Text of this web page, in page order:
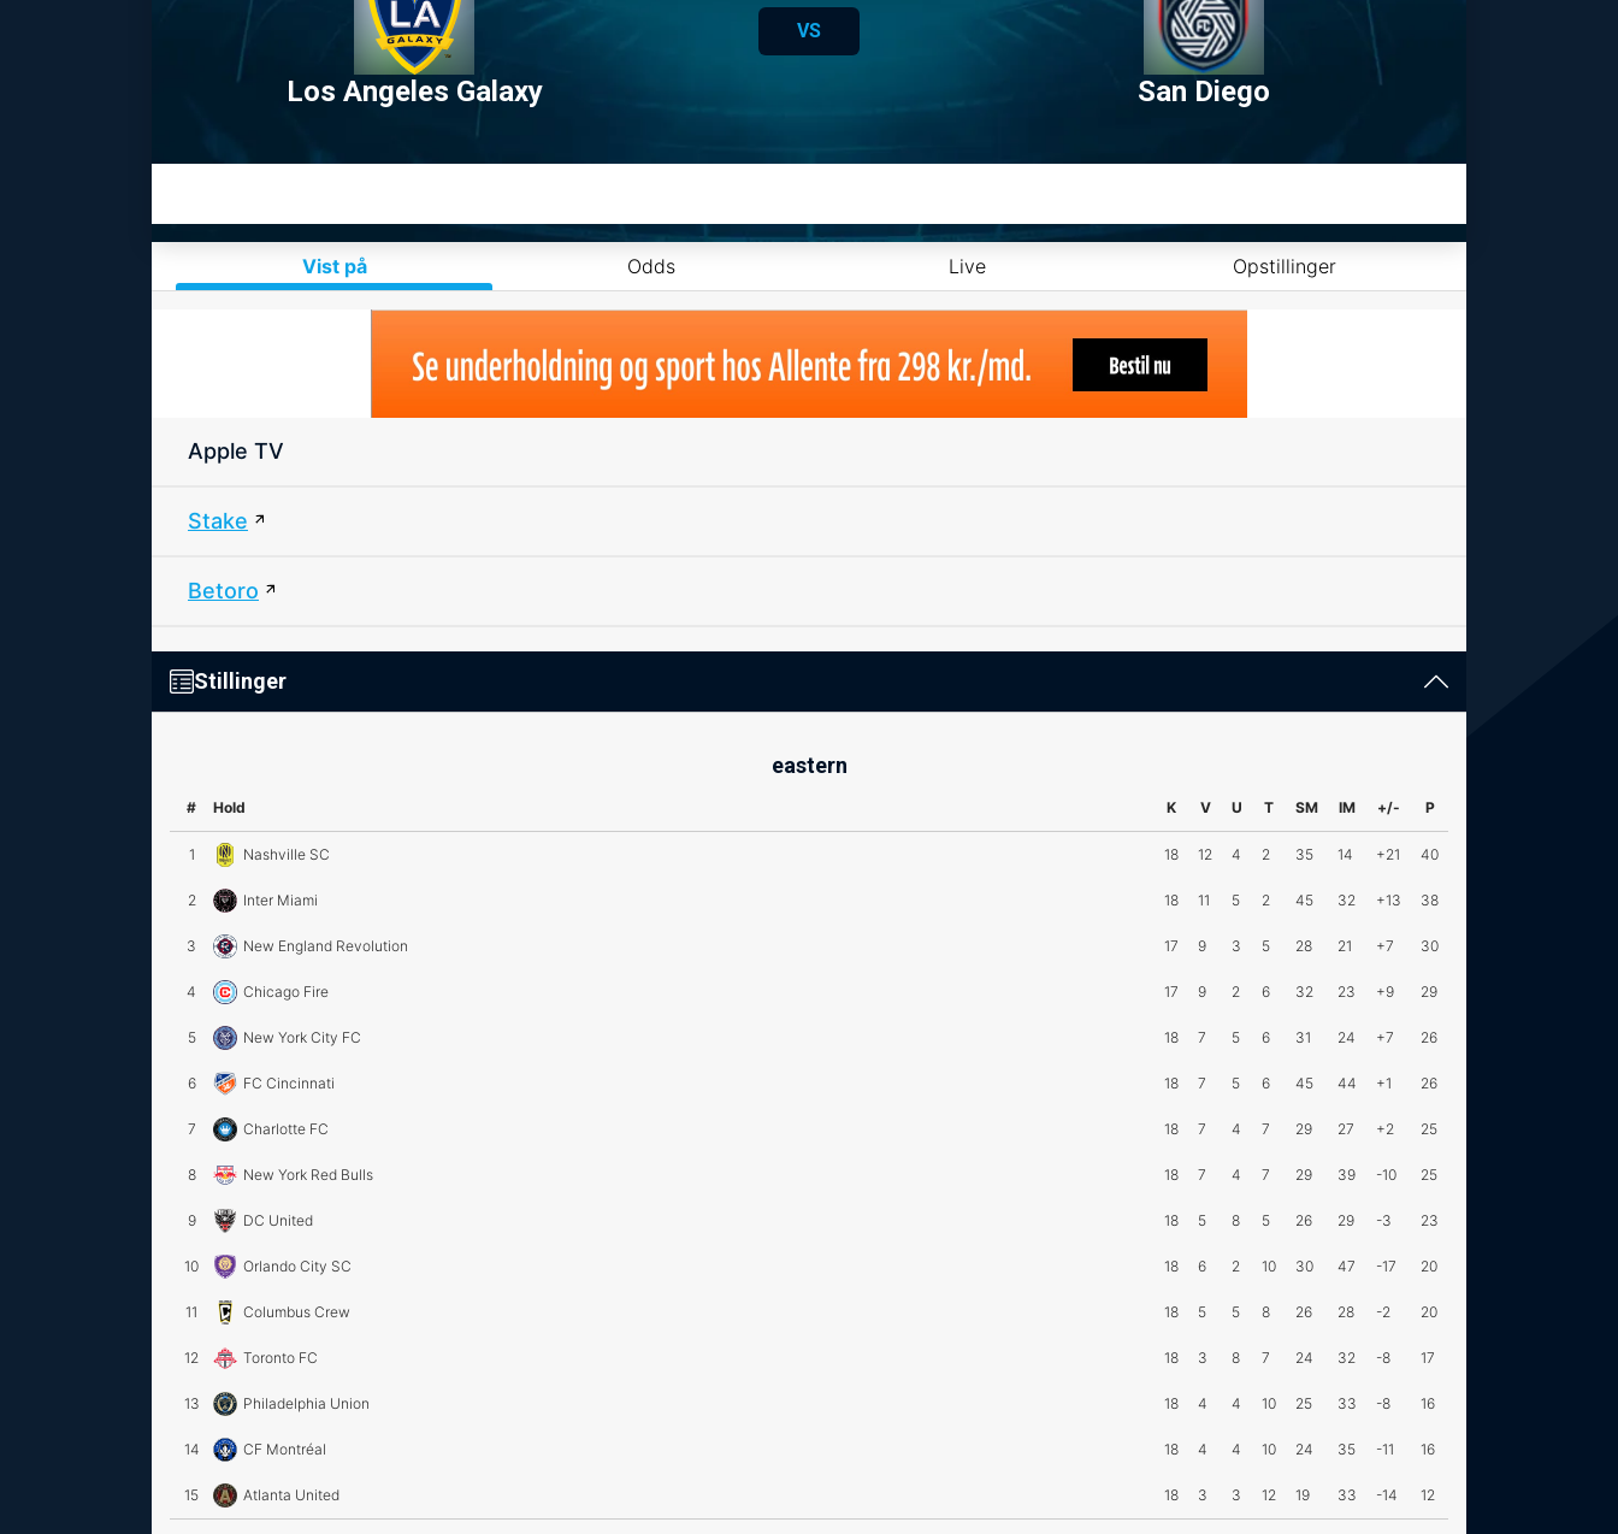
Los Angeles Galaxy
VS
San Diego
Vist på Odds Live Opstillinger
Apple TV
Stake
Betoro
Stillinger
eastern
# Hold K V U T SM IM +/- P
1 Nashville SC 18 12 4 2 35 14 +21 40
2 Inter Miami 18 11 5 2 45 32 +13 38
3 New England Revolution 17 9 3 5 28 21 +7 30
4 Chicago Fire 17 9 2 6 32 23 +9 29
5 New York City FC 18 7 5 6 31 24 +7 26
6 FC Cincinnati 18 7 5 6 45 44 +1 26
7 Charlotte FC 18 7 4 7 29 27 +2 25
8 New York Red Bulls 18 7 4 7 29 39 -10 25
9 DC United 18 5 8 5 26 29 -3 23
10 Orlando City SC 18 6 2 10 30 47 -17 20
11 Columbus Crew 18 5 5 8 26 28 -2 20
12 Toronto FC 18 3 8 7 24 32 -8 17
13 Philadelphia Union 18 4 4 10 25 33 -8 16
14 CF Montréal 18 4 4 10 24 35 -11 16
15 Atlanta United 18 3 3 12 19 33 -14 12